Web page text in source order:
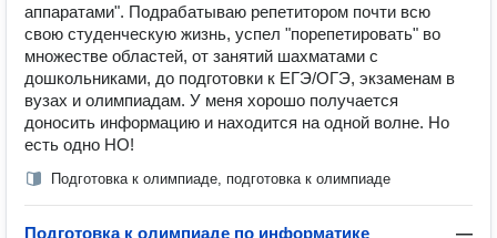
аппаратами". Подрабатываю репетитором почти всю
свою студенческую жизнь, успел "порепетировать" во
множестве областей, от занятий шахматами с
дошкольниками, до подготовки к ЕГЭ/ОГЭ, экзаменам в
вузах и олимпиадам. У меня хорошо получается
доносить информацию и находится на одной волне. Но
есть одно НО!
Подготовка к олимпиаде, подготовка к олимпиаде
Подготовка к олимпиаде по информатике —